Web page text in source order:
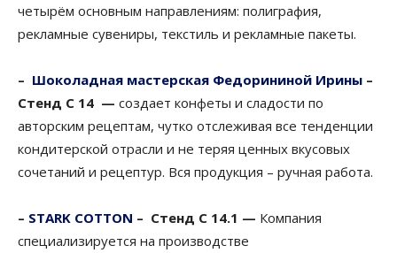
четырём основным направлениям: полиграфия,
рекламные сувениры, текстиль и рекламные пакеты.
– Шоколадная мастерская Федорининой Ирины –
Стенд С 14 — создает конфеты и сладости по
авторским рецептам, чутко отслеживая все тенденции
кондитерской отрасли и не теряя ценных вкусовых
сочетаний и рецептур. Вся продукция – ручная работа.
– STARK COTTON – Стенд С 14.1 — Компания
специализируется на производстве